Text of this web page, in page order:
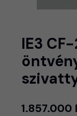
IE3
1.857.000